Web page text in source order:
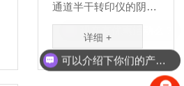
通道半干转印仪的阴极
详细 +
可以介绍下你们的产品么？